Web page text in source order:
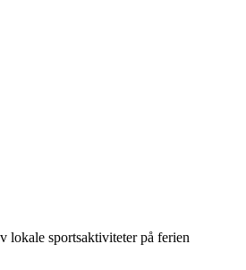
lokale sportsaktiviteter på ferien